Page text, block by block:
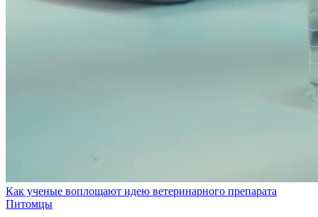
Как ученые воплощают идею ветеринарного препарата
Питомцы